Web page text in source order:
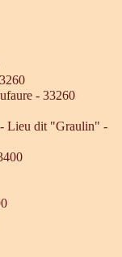
- 33260
- Lieu dit "Graulin" -